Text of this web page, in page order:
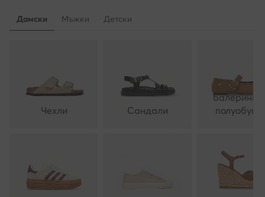
Дамски Мъжки Детски
Чехли Сандали
балеринки